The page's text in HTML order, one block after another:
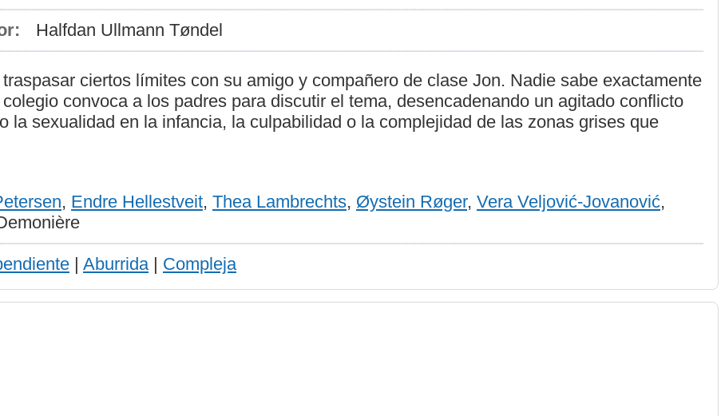
Halfdan Ullmann Tøndel
ciertos límites con su amigo y compañero de clase Jon. Nadie sabe exactamente
convoca a los padres para discutir el tema, desencadenando un agitado conflicto
la sexualidad en la infancia, la culpabilidad o la complejidad de las zonas grises que
, Endre Hellestveit, Thea Lambrechts, Øystein Røger, Vera Veljović-Jovanović,
| Aburrida | Compleja